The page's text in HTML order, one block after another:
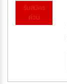
รับสมัคร
ด่วน